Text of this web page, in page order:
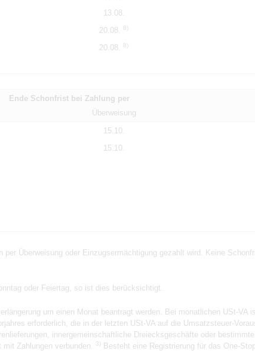
13.08.
20.08. 8)
20.08. 8)
Ende Schonfrist bei Zahlung per
Überweisung
15.10.
15.10.
Überweisung oder Einzugsermächtigung gezahlt wird. Keine
oder Feiertag, so ist dies berücksichtigt.
um einen Monat beantragt werden. Bei monatlichen USt-VA
erforderlich, die in der letzten USt-VA auf die Umsatzsteuer-
innergemeinschaftliche Dreiecksgeschäfte oder
Zahlungen verbunden.
3)
Besteht eine Registrierung für das One-